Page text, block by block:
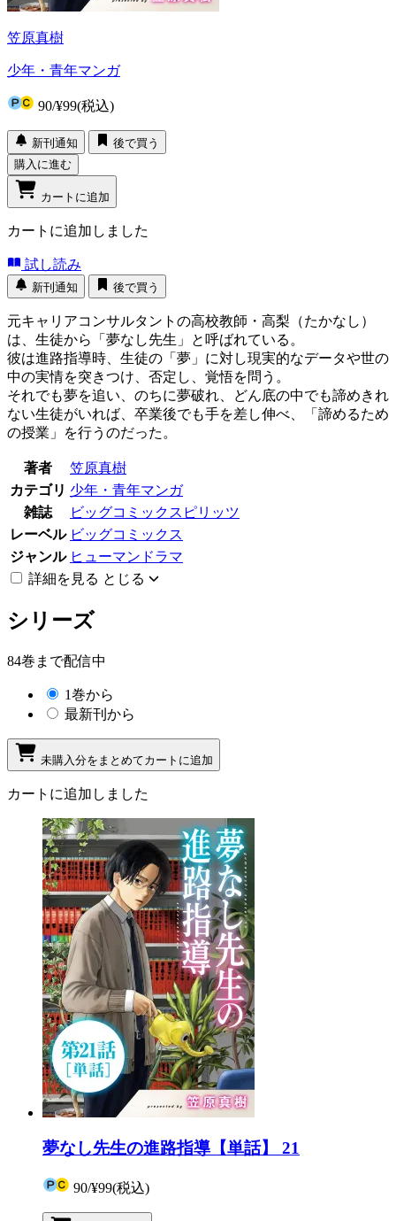
笠原真樹
少年・青年マンガ
90/¥99(税込)
新刊通知
後で買う
購入に進む
カートに追加
カートに追加しました
試し読み
新刊通知 後で買う
元キャリアコンサルタントの高校教師・高梨（たかなし）
は、生徒から「夢なし先生」と呼ばれている。
彼は進路指導時、生徒の「夢」に対し現実的なデータや世の
中の実情を突きつけ、否定し、覚悟を問う。
それでも夢を追い、のちに夢破れ、どん底の中でも諦めきれ
ない生徒がいれば、卒業後でも手を差し伸べ、「諦めるため
の授業」を行うのだった。
著者
笠原真樹
カテゴリ 少年・青年マンガ
雑誌
ビッグコミックスピリッツ
レーベル ビッグコミックス
ジャンル ヒューマンドラマ
詳細を見る とじる
シリーズ
84巻まで配信中
1巻から
最新刊から
未購入分をまとめてカートに追加
カートに追加しました
夢なし先生の進路指導【単話】 21
90/¥99(税込)